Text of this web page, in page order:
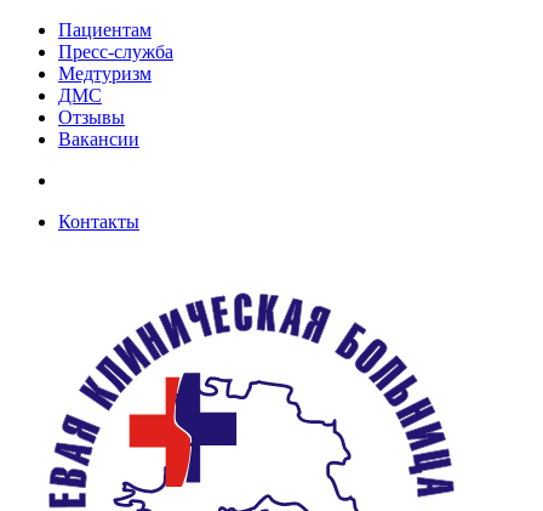
Пациентам
Пресс-служба
Медтуризм
ДМС
Отзывы
Вакансии
Контакты